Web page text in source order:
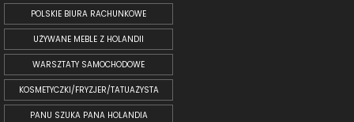
POLSKIE BIURA RACHUNKOWE
UŻYWANE MEBLE Z HOLANDII
WARSZTATY SAMOCHODOWE
KOSMETYCZKI/FRYZJER/TATUAŻYSTA
PANU SZUKA PANA HOLANDIA